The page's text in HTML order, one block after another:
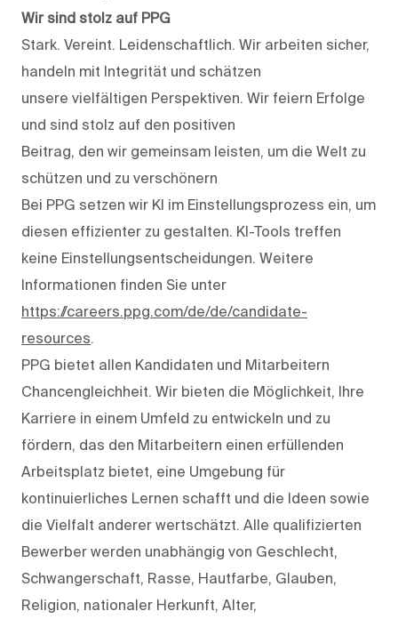
Wir sind stolz auf PPG
Stark. Vereint. Leidenschaftlich. Wir arbeiten sicher,
handeln mit Integrität und schätzen
unsere vielfältigen Perspektiven. Wir feiern Erfolge
und sind stolz auf den positiven
Beitrag, den wir gemeinsam leisten, um die Welt zu
schützen und zu verschönern
Bei PPG setzen wir KI im Einstellungsprozess ein, um
diesen effizienter zu gestalten. KI-Tools treffen
keine Einstellungsentscheidungen. Weitere
Informationen finden Sie unter
https://careers.ppg.com/de/de/candidate-
resources.
PPG bietet allen Kandidaten und Mitarbeitern
Chancengleichheit. Wir bieten die Möglichkeit, Ihre
Karriere in einem Umfeld zu entwickeln und zu
fördern, das den Mitarbeitern einen erfüllenden
Arbeitsplatz bietet, eine Umgebung für
kontinuierliches Lernen schafft und die Ideen sowie
die Vielfalt anderer wertschätzt. Alle qualifizierten
Bewerber werden unabhängig von Geschlecht,
Schwangerschaft, Rasse, Hautfarbe, Glauben,
Religion, nationaler Herkunft, Alter,